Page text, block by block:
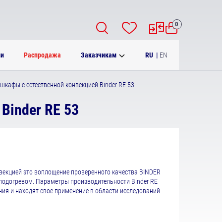
Распродажа Заказчикам RU | EN
0
с естественной конвекцией Binder RE 53
RE 53
это воплощение проверенного качества BINDER
Параметры производительности Binder RE
и находят свое применение в области исследований